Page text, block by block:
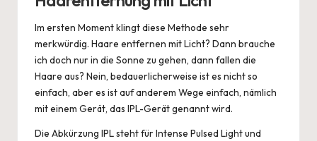
Im ersten Moment klingt diese Methode sehr
merkwürdig. Haare entfernen mit Licht? Dann brauche
ich doch nur in die Sonne zu gehen, dann fallen die
Haare aus? Nein, bedauerlicherweise ist es nicht so
einfach, aber es ist auf anderem Wege einfach, nämlich
mit einem Gerät, das IPL-Gerät genannt wird.
Die Abkürzung IPL steht für Intense Pulsed Light und